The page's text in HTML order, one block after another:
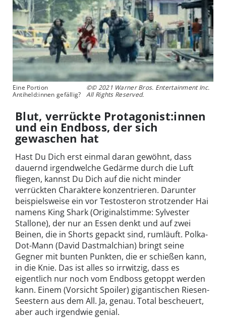
Eine Portion
Antiheld:innen gefällig?
©© 2021 Warner Bros. Entertainment Inc.
All Rights Reserved.
Blut, verrückte Protagonist:innen
und ein Endboss, der sich
gewaschen hat
Hast Du Dich erst einmal daran gewöhnt, dass
dauernd irgendwelche Gedärme durch die Luft
fliegen, kannst Du Dich auf die nicht minder
verrückten Charaktere konzentrieren. Darunter
beispielsweise ein vor Testosteron strotzender Hai
namens King Shark (Originalstimme: Sylvester
Stallone), der nur an Essen denkt und auf zwei
Beinen, die in Shorts gepackt sind, rumläuft. Polka-
Dot-Mann (David Dastmalchian) bringt seine
Gegner mit bunten Punkten, die er schießen kann,
in die Knie. Das ist alles so irrwitzig, dass es
eigentlich nur noch vom Endboss getoppt werden
kann. Einem (Vorsicht Spoiler) gigantischen Riesen-
Seestern aus dem All. Ja, genau. Total bescheuert,
aber auch irgendwie genial.